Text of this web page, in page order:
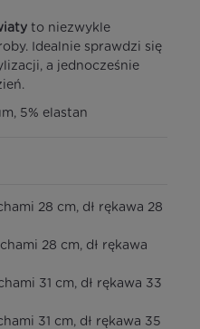
to niezwykle
Idealnie sprawdzi się
a jednocześnie
5% elastan
28 cm, dł rękawa 28
28 cm, dł rękawa
31 cm, dł rękawa 33
31 cm, dł rękawa 35